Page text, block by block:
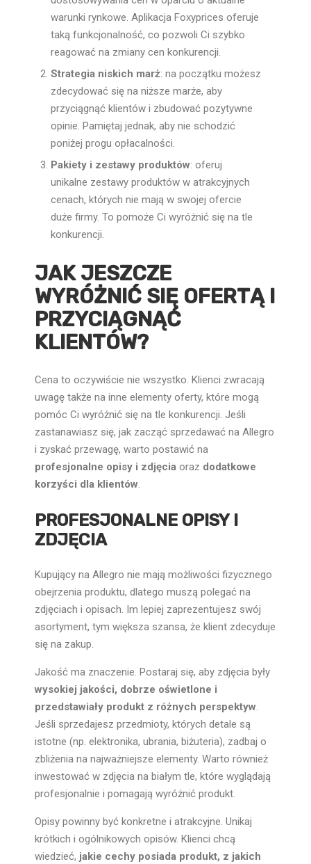
warunki rynkowe. Aplikacja Foxyprices oferuje
taką funkcjonalność, co pozwoli Ci szybko
reagować na zmiany cen konkurencji.
Strategia niskich marż: na początku możesz
zdecydować się na niższe marże, aby
przyciągnąć klientów i zbudować pozytywne
opinie. Pamiętaj jednak, aby nie schodzić
poniżej progu opłacalności.
Pakiety i zestawy produktów: oferuj
unikalne zestawy produktów w atrakcyjnych
cenach, których nie mają w swojej ofercie
duże firmy. To pomoże Ci wyróżnić się na tle
konkurencji.
JAK JESZCZE
WYRÓŻNIĆ SIĘ OFERTĄ I
PRZYCIĄGNĄĆ
KLIENTÓW?
Cena to oczywiście nie wszystko. Klienci zwracają
uwagę także na inne elementy oferty, które mogą
pomóc Ci wyróżnić się na tle konkurencji. Jeśli
zastanawiasz się, jak zacząć sprzedawać na Allegro
i zyskać przewagę, warto postawić na
profesjonalne opisy i zdjęcia oraz dodatkowe
korzyści dla klientów.
PROFESJONALNE OPISY I
ZDJĘCIA
Kupujący na Allegro nie mają możliwości fizycznego
obejrzenia produktu, dlatego muszą polegać na
zdjęciach i opisach. Im lepiej zaprezentujesz swój
asortyment, tym większa szansa, że klient zdecyduje
się na zakup.
Jakość ma znaczenie. Postaraj się, aby zdjęcia były
wysokiej jakości, dobrze oświetlone i
przedstawiały produkt z różnych perspektyw.
Jeśli sprzedajesz przedmioty, których detale są
istotne (np. elektronika, ubrania, biżuteria), zadbaj o
zbliżenia na najważniejsze elementy. Warto również
inwestować w zdjęcia na białym tle, które wyglądają
profesjonalnie i pomagają wyróżnić produkt.
Opisy powinny być konkretne i atrakcyjne. Unikaj
krótkich i ogólnikowych opisów. Klienci chcą
wiedzieć, jakie cechy posiada produkt, z jakich